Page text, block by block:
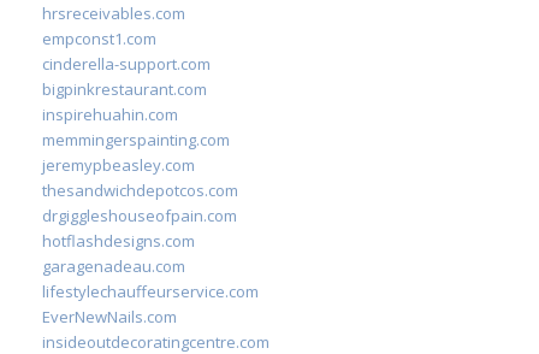
hrsreceivables.com
empconst1.com
cinderella-support.com
bigpinkrestaurant.com
inspirehuahin.com
memmingerspainting.com
jeremypbeasley.com
thesandwichdepotcos.com
drgiggleshouseofpain.com
hotflashdesigns.com
garagenadeau.com
lifestylechauffeurservice.com
EverNewNails.com
insideoutdecoratingcentre.com